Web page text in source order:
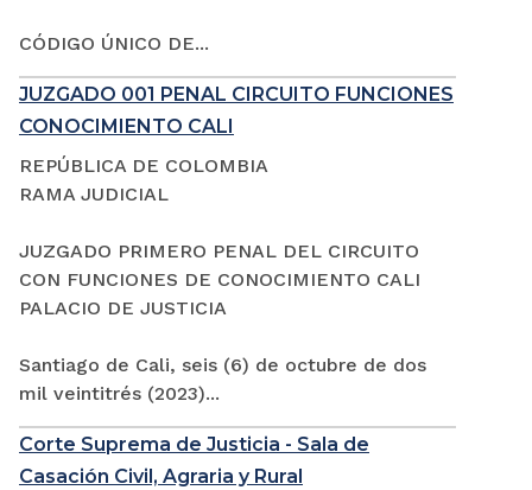
CÓDIGO ÚNICO DE...
JUZGADO 001 PENAL CIRCUITO FUNCIONES
CONOCIMIENTO CALI
REPÚBLICA DE COLOMBIA
RAMA JUDICIAL
JUZGADO PRIMERO PENAL DEL CIRCUITO
CON FUNCIONES DE CONOCIMIENTO CALI
PALACIO DE JUSTICIA
Santiago de Cali, seis (6) de octubre de dos
mil veintitrés (2023)...
Corte Suprema de Justicia - Sala de
Casación Civil, Agraria y Rural